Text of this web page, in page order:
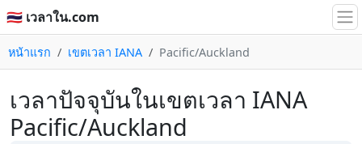
🇹🇭 เวลาใน.com
หน้าแรก เขตเวลา IANA Pacific/Auckland
เวลาปัจจุบันในเขตเวลา IANA
Pacific/Auckland